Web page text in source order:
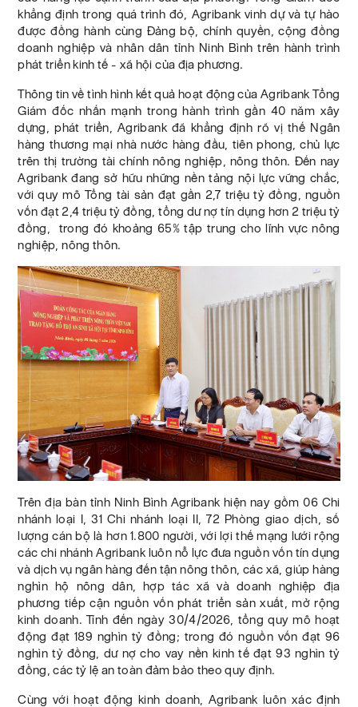
khẳng định trong quá trình đó, Agribank vinh dự và tự hào
được đồng hành cùng Đảng bộ, chính quyền, cộng đồng
doanh nghiệp và nhân dân tỉnh Ninh Bình trên hành trình
phát triển kinh tế - xã hội của địa phương.
Thông tin về tình hình kết quả hoạt động của Agribank Tổng
Giám đốc nhấn mạnh trong hành trình gần 40 năm xây
dựng, phát triển, Agribank đã khẳng định rõ vị thế Ngân
hàng thương mại nhà nước hàng đầu, tiên phong, chủ lực
trên thị trường tài chính nông nghiệp, nông thôn. Đến nay
Agribank đang sở hữu những nền tảng nội lực vững chắc,
với quy mô Tổng tài sản đạt gần 2,7 triệu tỷ đồng, nguồn
vốn đạt 2,4 triệu tỷ đồng, tổng dư nợ tín dụng hơn 2 triệu tỷ
đồng, trong đó khoảng 65% tập trung cho lĩnh vực nông
nghiệp, nông thôn.
Trên địa bàn tỉnh Ninh Bình Agribank hiện nay gồm 06 Chi
nhánh loại I, 31 Chi nhánh loại II, 72 Phòng giao dịch, số
lượng cán bộ là hơn 1.800 người, với lợi thế mạng lưới rộng
các chi nhánh Agribank luôn nỗ lực đưa nguồn vốn tín dụng
và dịch vụ ngân hàng đến tận nông thôn, các xã, giúp hàng
nghìn hộ nông dân, hợp tác xã và doanh nghiệp địa
phương tiếp cận nguồn vốn phát triển sản xuất, mở rộng
kinh doanh. Tính đến ngày 30/4/2026, tổng quy mô hoạt
động đạt 189 nghìn tỷ đồng; trong đó nguồn vốn đạt 96
nghìn tỷ đồng, dư nợ cho vay nền kinh tế đạt 93 nghìn tỷ
đồng, các tỷ lệ an toàn đảm bảo theo quy định.
Cùng với hoạt động kinh doanh, Agribank luôn xác định